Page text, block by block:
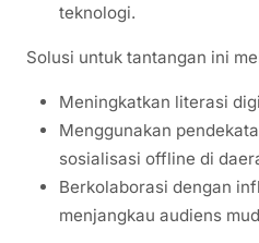
teknologi.
Solusi untuk tantangan ini
Meningkatkan literasi
Menggunakan
sosialisasi offline di
Berkolaborasi dengan
menjangkau audiens